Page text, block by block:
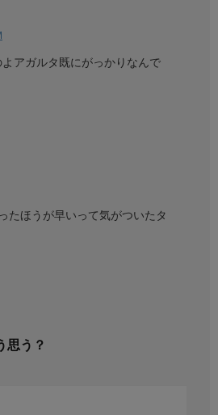
アガルタ既にがっかりなんで
たほうが早いって気がついたタ
思う？